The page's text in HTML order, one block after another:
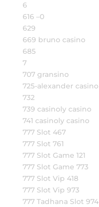
6
616 –0
629
669 bruno casino
685
7
707 gransino
725-alexander casino
732
739 casinoly casino
741 casinoly casino
777 Slot 467
777 Slot 761
777 Slot Game 121
777 Slot Game 773
777 Slot Vip 418
777 Slot Vip 973
777 Tadhana Slot 974